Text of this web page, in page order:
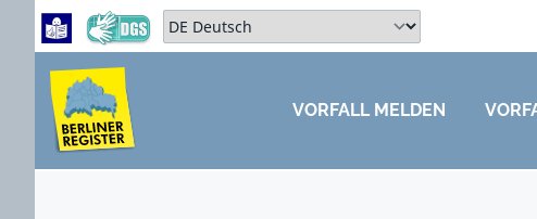
Zum Hauptbereich springen
Zum Hauptmenü springen
Sprache auswählen:
ZUM HAUPTBEREICH SPRINGEN
VORFALL MELDEN